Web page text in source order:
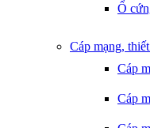
Ổ
Cáp mạng,
Cáp
Cáp